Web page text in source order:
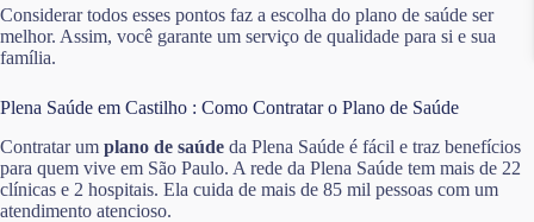
Considerar todos esses pontos faz a escolha do plano de saúde ser
melhor. Assim, você garante um serviço de qualidade para si e sua
família.
Plena Saúde em Castilho : Como Contratar o Plano de Saúde
Contratar um plano de saúde da Plena Saúde é fácil e traz benefícios
para quem vive em São Paulo. A rede da Plena Saúde tem mais de 22
clínicas e 2 hospitais. Ela cuida de mais de 85 mil pessoas com um
atendimento atencioso.